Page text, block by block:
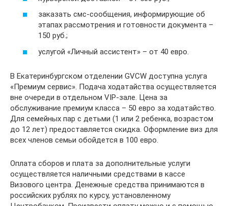
заказать смс-сообщения, информирующие об
этапах рассмотрения и готовности документа –
150 руб.;
услугой «Личный ассистент» – от 40 евро.
В Екатеринбургском отделении GVCW доступна услуга
«Премиум сервис». Подача ходатайства осуществляется
вне очереди в отдельном VIP-зале. Цена за
обслуживание премиум класса – 50 евро за ходатайство.
Для семейных пар с детьми (1 или 2 ребенка, возрастом
до 12 лет) предоставляется скидка. Оформление виз для
всех членов семьи обойдется в 100 евро.
Оплата сборов и плата за дополнительные услуги
осуществляется наличными средствами в кассе
Визового центра. Денежные средства принимаются в
российских рублях по курсу, установленному